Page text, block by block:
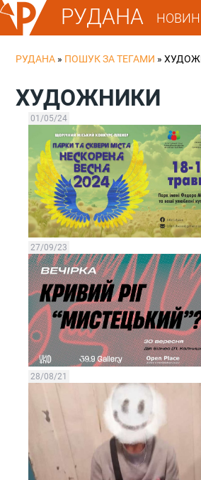
РУДАНА
РУДАНА » ПОШУК ЗА ТЕГАМИ »
ХУДОЖНИКИ
01/05/24
27/09/23
28/08/21